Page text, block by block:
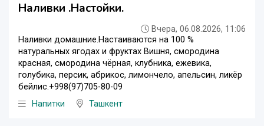
Наливки .Настойки.
Вчера, 06.08.2026, 11:06
Наливки домашние.Настаиваются на 100 %
натуральных ягодах и фруктах Вишня, смородина
красная, смородина чёрная, клубника, ежевика,
голубика, персик, абрикос, лимончело, апельсин, ликёр
бейлис.+998(97)705-80-09
Напитки
Ташкент